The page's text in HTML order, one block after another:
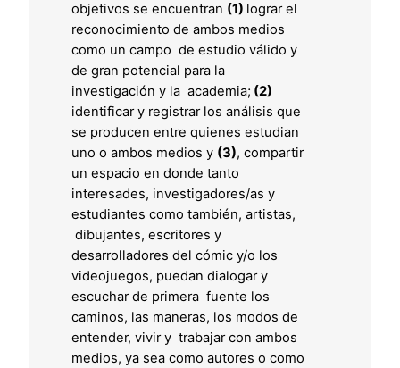
objetivos se encuentran (1) lograr el
reconocimiento de ambos medios
como un campo de estudio válido y
de gran potencial para la
investigación y la academia; (2)
identificar y registrar los análisis que
se producen entre quienes estudian
uno o ambos medios y (3), compartir
un espacio en donde tanto
interesades, investigadores/as y
estudiantes como también, artistas,
dibujantes, escritores y
desarrolladores del cómic y/o los
videojuegos, puedan dialogar y
escuchar de primera fuente los
caminos, las maneras, los modos de
entender, vivir y trabajar con ambos
medios, ya sea como autores o como